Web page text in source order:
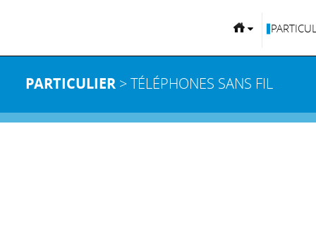
PARTICULIER > TÉLÉPHONES SANS FIL